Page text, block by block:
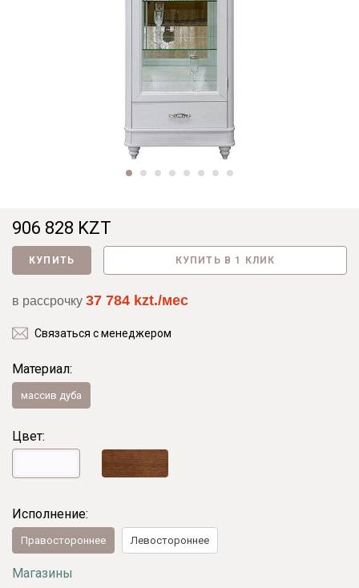
906 828 KZT
КУПИТЬ КУПИТЬ В 1 КЛИК
в рассрочку 37 784 kzt./мес
Связаться с менеджером
Материал:
массив дуба
Цвет:
Исполнение:
Правостороннее Левостороннее
Магазины